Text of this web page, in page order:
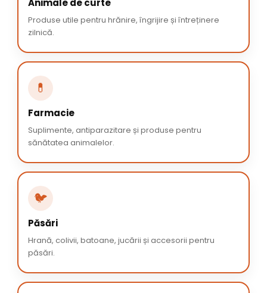
Animale de curte
Produse utile pentru hrănire, îngrijire și întreținere
zilnică.
💊
Farmacie
Suplimente, antiparazitare și produse pentru
sănătatea animalelor.
🐦
Păsări
Hrană, colivii, batoane, jucării și accesorii pentru
păsări.